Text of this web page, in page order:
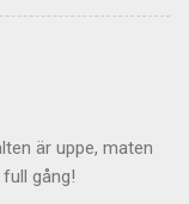
för att allt skall
är uppe, maten
gång!